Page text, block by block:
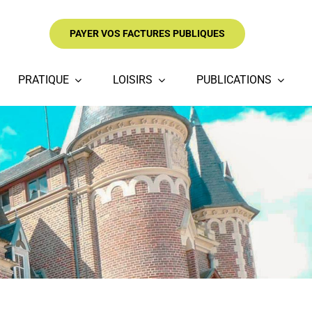
PAYER VOS FACTURES PUBLIQUES
PRATIQUE LOISIRS PUBLICATIONS